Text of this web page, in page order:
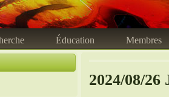
Éducation Membres
2024/08/